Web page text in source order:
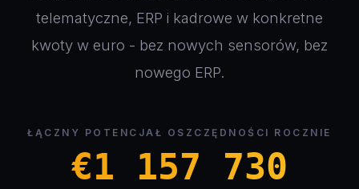
telematyczne, ERP i kadrowe w konkretne
kwoty w euro - bez nowych sensorów, bez
nowego ERP.
ŁĄCZNY POTENCJAŁ OSZCZĘDNOŚCI ROCZNIE
€1 157 730